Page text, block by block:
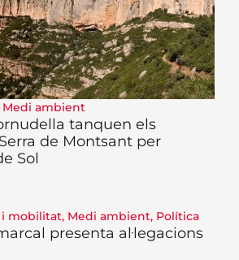
Medi ambient
tanquen els
de Montsant per
Sol
i mobilitat, Medi ambient, Política
presenta al·legacions